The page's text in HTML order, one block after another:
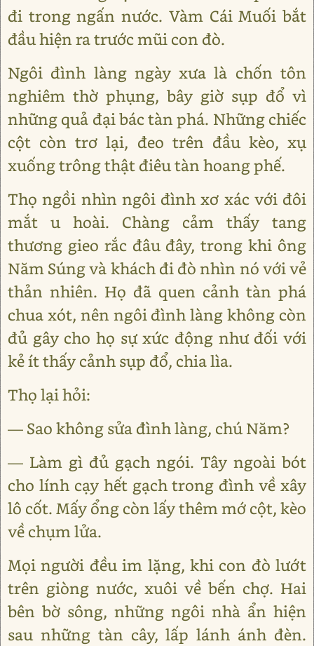
đi trong ngấn nước. Vàm Cái Muối bắt
đầu hiện ra trước mũi con đò.
Ngôi đình làng ngày xưa là chốn tôn
nghiêm thờ phụng, bây giờ sụp đổ vì
những quả đại bác tàn phá. Những chiếc
cột còn trơ lại, đeo trên đầu kèo, xụ
xuống trông thật điêu tàn hoang phế.
Thọ ngồi nhìn ngôi đình xơ xác với đôi
mắt u hoài. Chàng cảm thấy tang
thương gieo rắc đâu đây, trong khi ông
Năm Súng và khách đi đò nhìn nó với vẻ
thản nhiên. Họ đã quen cảnh tàn phá
chua xót, nên ngôi đình làng không còn
đủ gây cho họ sự xức động như đối với
kẻ ít thấy cảnh sụp đổ, chia lìa.
Thọ lại hỏi:
— Sao không sửa đình làng, chú Năm?
— Làm gì đủ gạch ngói. Tây ngoài bót
cho lính cạy hết gạch trong đình về xây
lô cốt. Mấy ổng còn lấy thêm mớ cột, kèo
về chụm lửa.
Mọi người đều im lặng, khi con đò lướt
trên giòng nước, xuôi về bến chợ. Hai
bên bờ sông, những ngôi nhà ẩn hiện
sau những tàn cây, lấp lánh ánh đèn.